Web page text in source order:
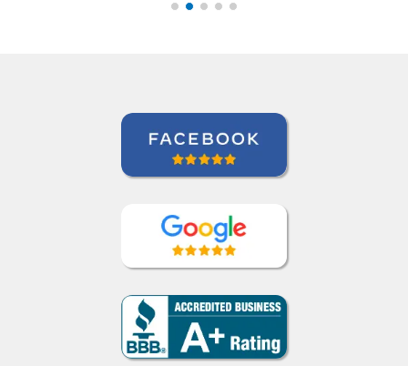
Curso de Inglês em Rio de Janeiro